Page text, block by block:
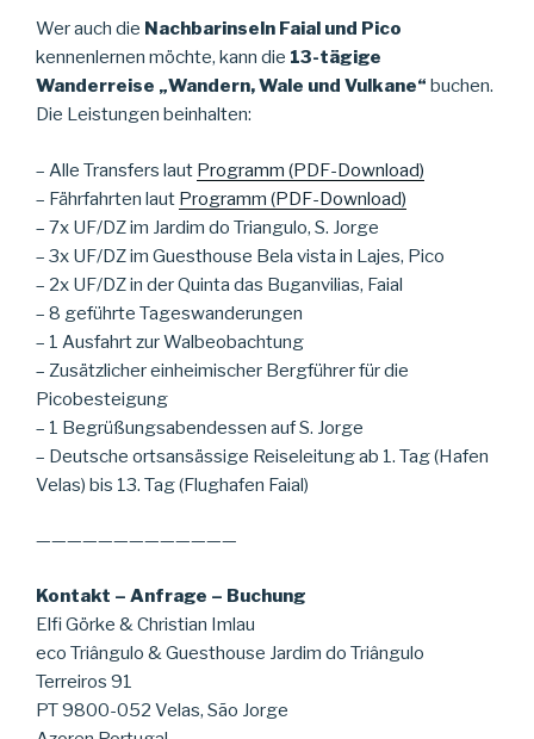
Wer auch die Nachbarinseln Faial und Pico
kennenlernen möchte, kann die 13-tägige
Wanderreise „Wandern, Wale und Vulkane“ buchen.
Die Leistungen beinhalten:
– Alle Transfers laut Programm (PDF-Download)
– Fährfahrten laut Programm (PDF-Download)
– 7x UF/DZ im Jardim do Triangulo, S. Jorge
– 3x UF/DZ im Guesthouse Bela vista in Lajes, Pico
– 2x UF/DZ in der Quinta das Buganvilias, Faial
– 8 geführte Tageswanderungen
– 1 Ausfahrt zur Walbeobachtung
– Zusätzlicher einheimischer Bergführer für die
Picobesteigung
– 1 Begrüßungsabendessen auf S. Jorge
– Deutsche ortsansässige Reiseleitung ab 1. Tag (Hafen
Velas) bis 13. Tag (Flughafen Faial)
—————————————
Kontakt – Anfrage – Buchung
Elfi Görke & Christian Imlau
eco Triângulo & Guesthouse Jardim do Triângulo
Terreiros 91
PT 9800-052 Velas, São Jorge